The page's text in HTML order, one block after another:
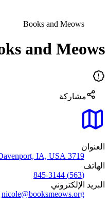
Books and Meows
and Meows
مشاركة
العنوان
3719 Bridge Avenue, Davenport, IA, USA
الهاتف
(563) 845-3144
البريد الإلكتروني
nicole@booksmeows.org